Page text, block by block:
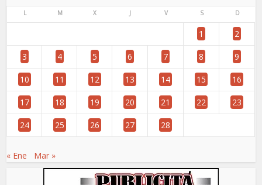
L M X J V S D
1 2
3 4 5 6 7 8 9
10 11 12 13 14 15 16
17 18 19 20 21 22 23
24 25 26 27 28
« Ene Mar »